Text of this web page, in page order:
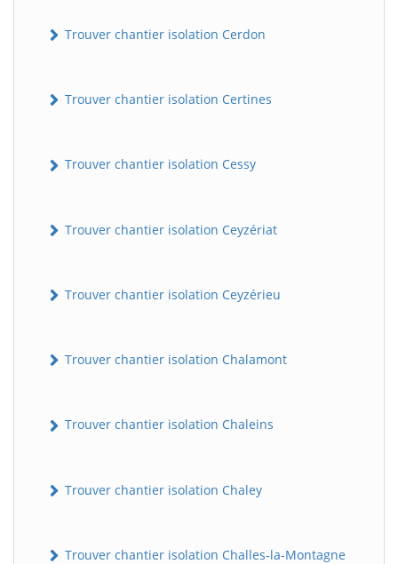
Trouver chantier isolation Cerdon
Trouver chantier isolation Certines
Trouver chantier isolation Cessy
Trouver chantier isolation Ceyzériat
Trouver chantier isolation Ceyzérieu
Trouver chantier isolation Chalamont
Trouver chantier isolation Chaleins
Trouver chantier isolation Chaley
Trouver chantier isolation Challes-la-Montagne